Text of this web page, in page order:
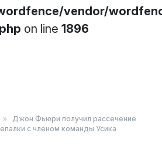
vendor/
on line 1896
»
Джон Фьюри получил рассечение
с членом команды Усика